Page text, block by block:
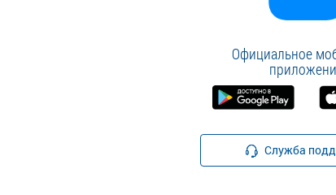
Официальное
Служба